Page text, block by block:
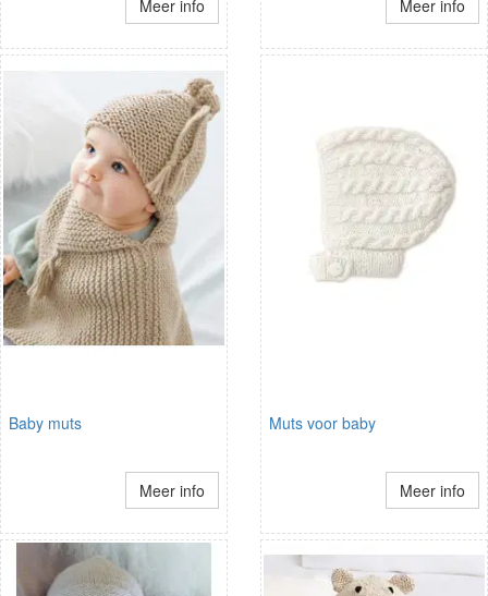
Meer info Meer info
Baby muts
Meer info
Muts voor baby
Meer info